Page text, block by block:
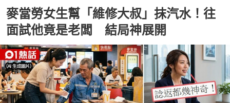
麥當勞女生幫「維修大叔」抹汽水！往
面試他竟是老闆 結局神展開